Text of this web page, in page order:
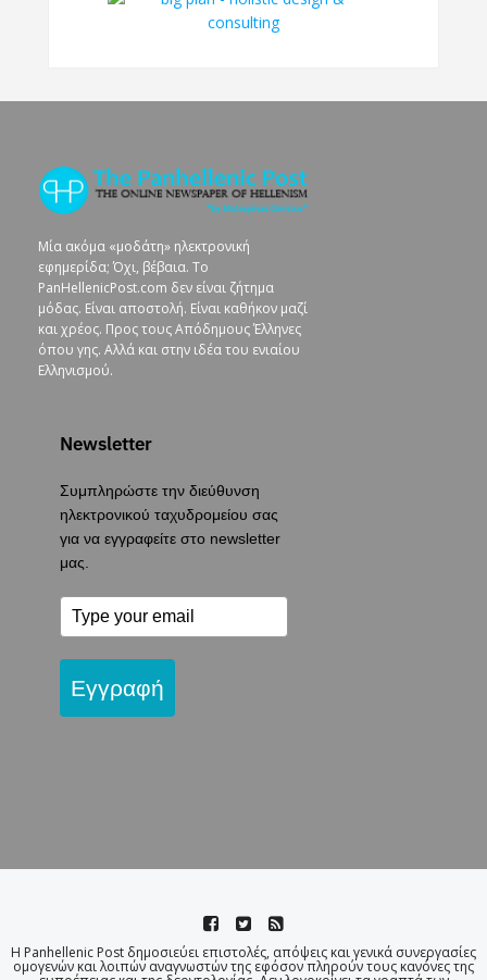
Μία ακόμα «μοδάτη» ηλεκτρονική
εφημερίδα; Όχι, βέβαια. To
PanHellenicPost.com δεν είναι ζήτημα
μόδας. Είναι αποστολή. Είναι καθήκον μαζί
και χρέος. Προς τους Απόδημους Έλληνες
όπου γης. Αλλά και στην ιδέα του ενιαίου
Ελληνισμού.
Newsletter
Συμπληρώστε την διεύθυνση
ηλεκτρονικού ταχυδρομείου σας
για να εγγραφείτε στο newsletter
μας.
Εγγραφή
Η Panhellenic Post δημοσιεύει επιστολές, απόψεις και γενικά συνεργασίες
ομογενών και λοιπών αναγνωστών της εφόσον πληρούν τους κανόνες της